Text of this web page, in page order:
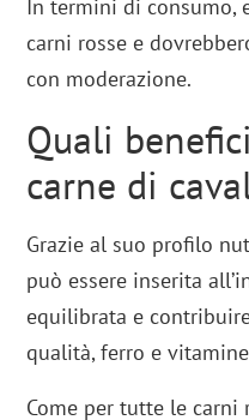
In termini di consumo,
carni rosse e
con moderazione.
Quali
carne di
Grazie al suo profilo
può essere inserita
equilibrata e
qualità, ferro e
Come per tutte le carni